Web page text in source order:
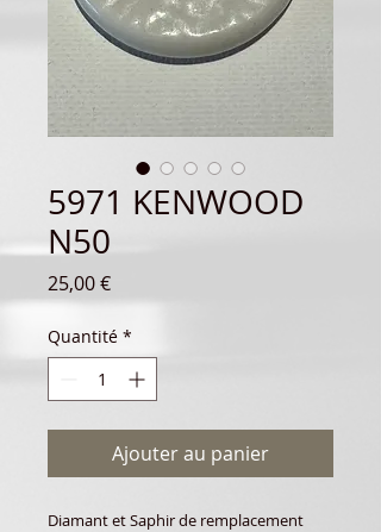
5971 KENWOOD
N50
25,00 €Prix
Quantité *
Ajouter au panier
Diamant et Saphir de remplacement